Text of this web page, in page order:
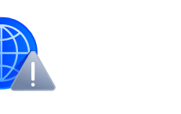
смогут начать